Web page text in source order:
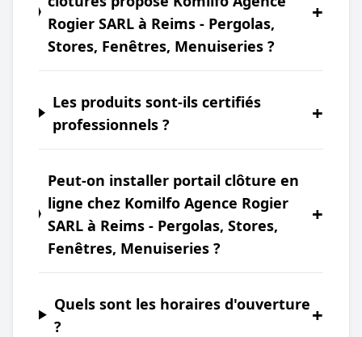
Rogier SARL à Reims - Pergolas,
Stores, Fenêtres, Menuiseries ?
+
Les produits sont-ils certifiés
professionnels ?
+
Peut-on installer portail clôture en
ligne chez Komilfo Agence Rogier
SARL à Reims - Pergolas, Stores,
Fenêtres, Menuiseries ?
+
Quels sont les horaires d'ouverture
?
+